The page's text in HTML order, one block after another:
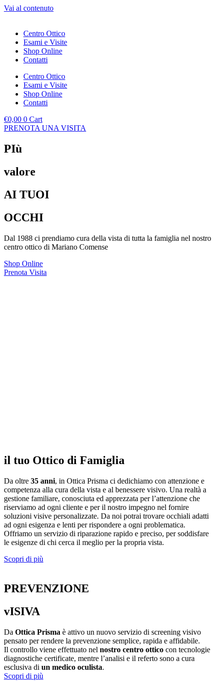
Vai al contenuto
Centro Ottico
Esami e Visite
Shop Online
Contatti
Centro Ottico
Esami e Visite
Shop Online
Contatti
€0,00 0 Cart
PRENOTA UNA VISITA
PIù
valore
AI TUOI
OCCHI
Dal 1988 ci prendiamo cura della vista di tutta la famiglia nel nostro
centro ottico di Mariano Comense
Shop Online
Prenota Visita
il tuo Ottico di Famiglia
Da oltre 35 anni, in Ottica Prisma ci dedichiamo con attenzione e
competenza alla cura della vista e al benessere visivo. Una realtà a
gestione familiare, conosciuta ed apprezzata per l’attenzione che
riserviamo ad ogni cliente e per il nostro impegno nel fornire
soluzioni visive personalizzate. Da noi potrai trovare occhiali adatti
ad ogni esigenza e lenti per rispondere a ogni problematica.
Offriamo un servizio di riparazione rapido e preciso, per soddisfare
le esigenze di chi cerca il meglio per la propria vista.
Scopri di più
PREVENZIONE
vISIVA
Da Ottica Prisma è attivo un nuovo servizio di screening visivo
pensato per rendere la prevenzione semplice, rapida e affidabile.
Il controllo viene effettuato nel nostro centro ottico con tecnologie
diagnostiche certificate, mentre l’analisi e il referto sono a cura
esclusiva di un medico oculista.
Scopri di più